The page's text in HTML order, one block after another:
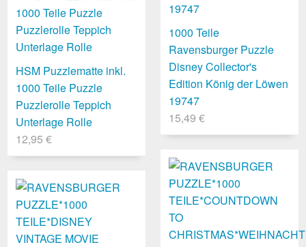
1000 Teile
Ravensburger Puzzle
Disney Collector's
Edition König der Löwen
19747
15,49 €
HSM Puzzlematte inkl.
1000 Teile Puzzle
Puzzlerolle Teppich
Unterlage Rolle
12,95 €